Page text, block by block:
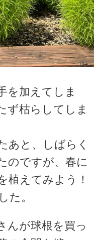
を加えてしま
ず枯らしてしま
あと、しばらく
のですが、春に
植えてみよう！
た。
んが球根を買っ